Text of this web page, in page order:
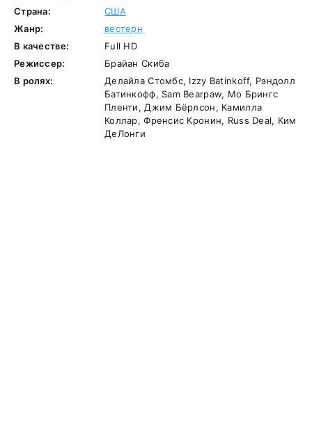
Страна:
США
Жанр:
вестерн
В качестве:
Full HD
Режиссер:
Брайан Скиба
В ролях:
Делайла Стомбс, Izzy Batinkoff, Рэндолл
Батинкофф, Sam Bearpaw, Мо Брингс
Пленти, Джим Бёрлсон, Камилла
Коллар, Френсис Кронин, Russ Deal, Ким
ДеЛонги